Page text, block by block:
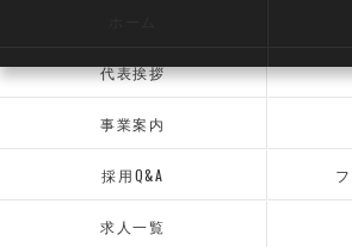
代表挨拶
事業案内
採用Q&A
求人一覧